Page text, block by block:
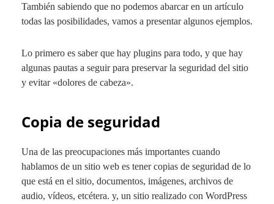
También sabiendo que no podemos abarcar en un artículo
todas las posibilidades, vamos a presentar algunos ejemplos.
Lo primero es saber que hay plugins para todo, y que hay
algunas pautas a seguir para preservar la seguridad del sitio
y evitar «dolores de cabeza».
Copia de seguridad
Una de las preocupaciones más importantes cuando
hablamos de un sitio web es tener copias de seguridad de lo
que está en el sitio, documentos, imágenes, archivos de
audio, vídeos, etcétera. y, un sitio realizado con WordPress